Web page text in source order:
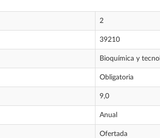
2
39210
Bioquímica y
Obligatoria
9,0
Anual
Ofertada